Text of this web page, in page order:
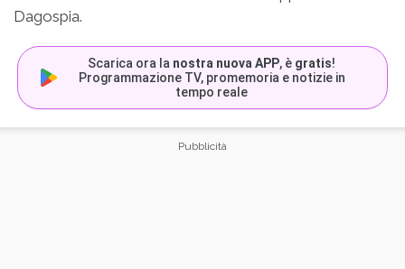
Dagospia.
Scarica ora la nostra nuova APP, è gratis!
Programmazione TV, promemoria e notizie in
tempo reale